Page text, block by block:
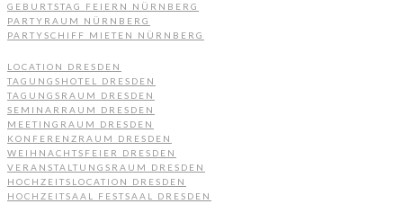
GEBURTSTAG FEIERN NÜRNBERG
PARTYRAUM NÜRNBERG
PARTYSCHIFF MIETEN NÜRNBERG
LOCATION DRESDEN
TAGUNGSHOTEL DRESDEN
TAGUNGSRAUM DRESDEN
SEMINARRAUM DRESDEN
MEETINGRAUM DRESDEN
KONFERENZRAUM DRESDEN
WEIHNACHTSFEIER DRESDEN
VERANSTALTUNGSRAUM DRESDEN
HOCHZEITSLOCATION DRESDEN
HOCHZEITSAAL FESTSAAL DRESDEN